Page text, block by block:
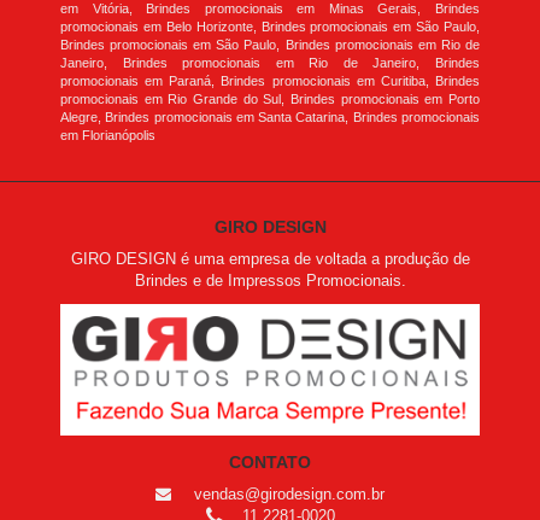
em Vitória, Brindes promocionais em Minas Gerais, Brindes
promocionais em Belo Horizonte, Brindes promocionais em São Paulo,
Brindes promocionais em São Paulo, Brindes promocionais em Rio de
Janeiro, Brindes promocionais em Rio de Janeiro, Brindes
promocionais em Paraná, Brindes promocionais em Curitiba, Brindes
promocionais em Rio Grande do Sul, Brindes promocionais em Porto
Alegre, Brindes promocionais em Santa Catarina, Brindes promocionais
em Florianópolis
GIRO DESIGN
GIRO DESIGN é uma empresa de voltada a produção de
Brindes e de Impressos Promocionais.
CONTATO
vendas@girodesign.com.br
11 2281-0020